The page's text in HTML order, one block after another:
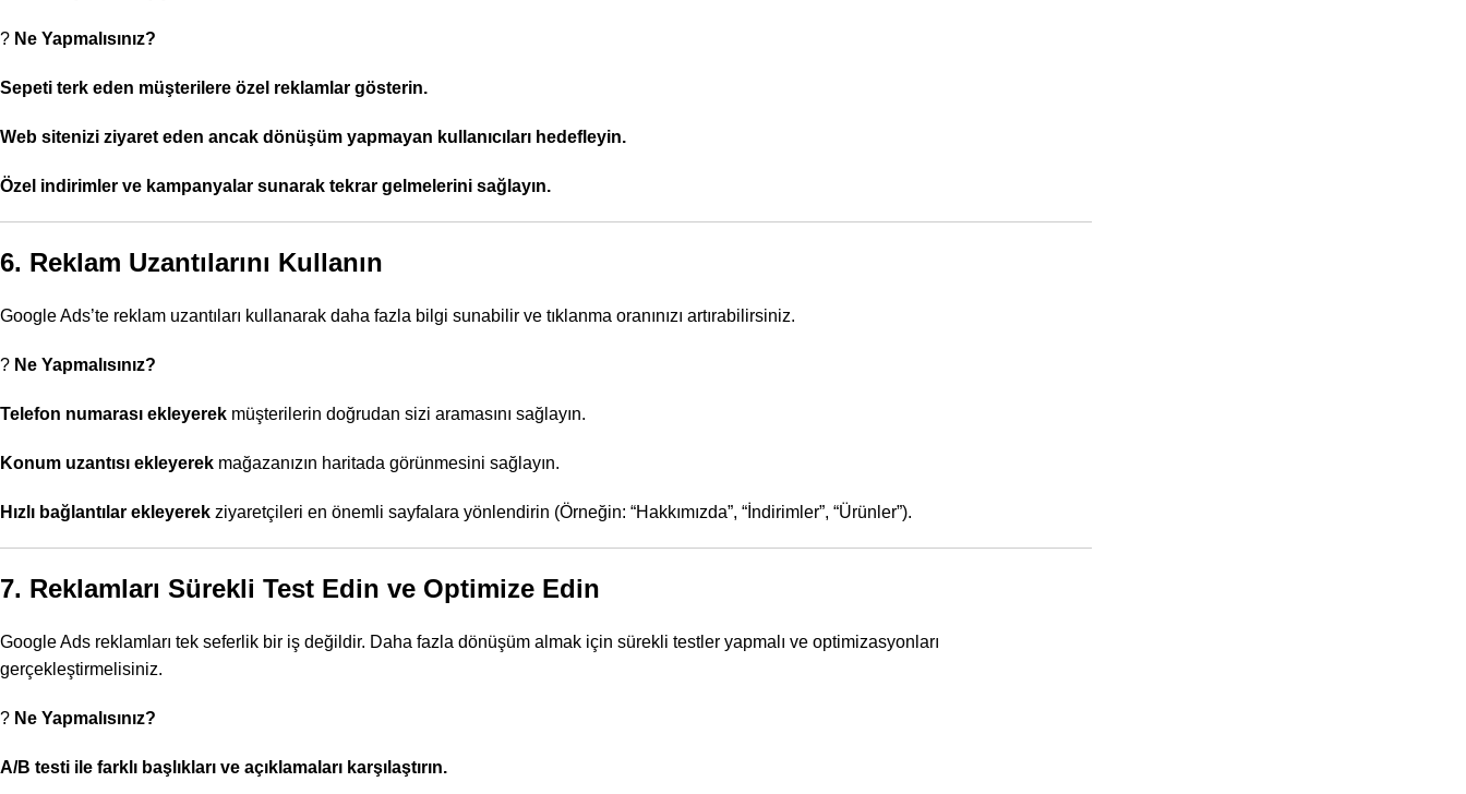
? Ne Yapmalısınız?
Sepeti terk eden müşterilere özel reklamlar gösterin.
Web sitenizi ziyaret eden ancak dönüşüm yapmayan kullanıcıları hedefleyin.
Özel indirimler ve kampanyalar sunarak tekrar gelmelerini sağlayın.
6. Reklam Uzantılarını Kullanın
Google Ads’te reklam uzantıları kullanarak daha fazla bilgi sunabilir ve tıklanma oranınızı artırabilirsiniz.
? Ne Yapmalısınız?
Telefon numarası ekleyerek müşterilerin doğrudan sizi aramasını sağlayın.
Konum uzantısı ekleyerek mağazanızın haritada görünmesini sağlayın.
Hızlı bağlantılar ekleyerek ziyaretçileri en önemli sayfalara yönlendirin (Örneğin: “Hakkımızda”, “İndirimler”, “Ürünler”).
7. Reklamları Sürekli Test Edin ve Optimize Edin
Google Ads reklamları tek seferlik bir iş değildir. Daha fazla dönüşüm almak için sürekli testler yapmalı ve optimizasyonları
gerçekleştirmelisiniz.
? Ne Yapmalısınız?
A/B testi ile farklı başlıkları ve açıklamaları karşılaştırın.